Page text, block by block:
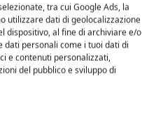
tra cui Google Ads, la
utilizzare dati di geolocalizzazione
dispositivo, al fine di archiviare e/o
personali come i tuoi dati di
e contenuti personalizzati,
del pubblico e sviluppo di